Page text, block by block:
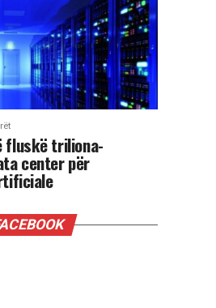
fluskë triliona-
center për